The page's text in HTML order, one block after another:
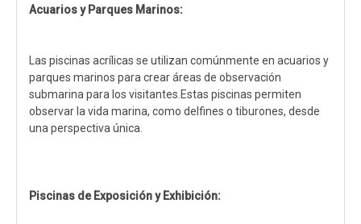
Acuarios y Parques Marinos:
Las piscinas acrílicas se utilizan comúnmente en acuarios y
parques marinos para crear áreas de observación
submarina para los visitantes.Estas piscinas permiten
observar la vida marina, como delfines o tiburones, desde
una perspectiva única.
Piscinas de Exposición y Exhibición: